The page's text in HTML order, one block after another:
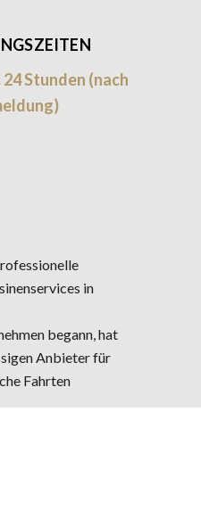
24 Stunden (nach
in
begann, hat
Anbieter für
Fahrten